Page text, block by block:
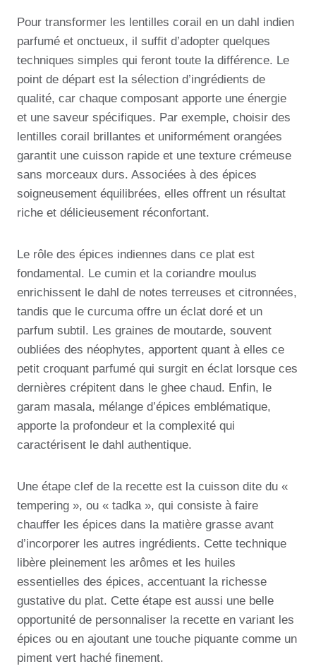
Pour transformer les lentilles corail en un dahl indien
parfumé et onctueux, il suffit d’adopter quelques
techniques simples qui feront toute la différence. Le
point de départ est la sélection d’ingrédients de
qualité, car chaque composant apporte une énergie
et une saveur spécifiques. Par exemple, choisir des
lentilles corail brillantes et uniformément orangées
garantit une cuisson rapide et une texture crémeuse
sans morceaux durs. Associées à des épices
soigneusement équilibrées, elles offrent un résultat
riche et délicieusement réconfortant.
Le rôle des épices indiennes dans ce plat est
fondamental. Le cumin et la coriandre moulus
enrichissent le dahl de notes terreuses et citronnées,
tandis que le curcuma offre un éclat doré et un
parfum subtil. Les graines de moutarde, souvent
oubliées des néophytes, apportent quant à elles ce
petit croquant parfumé qui surgit en éclat lorsque ces
dernières crépitent dans le ghee chaud. Enfin, le
garam masala, mélange d’épices emblématique,
apporte la profondeur et la complexité qui
caractérisent le dahl authentique.
Une étape clef de la recette est la cuisson dite du «
tempering », ou « tadka », qui consiste à faire
chauffer les épices dans la matière grasse avant
d’incorporer les autres ingrédients. Cette technique
libère pleinement les arômes et les huiles
essentielles des épices, accentuant la richesse
gustative du plat. Cette étape est aussi une belle
opportunité de personnaliser la recette en variant les
épices ou en ajoutant une touche piquante comme un
piment vert haché finement.